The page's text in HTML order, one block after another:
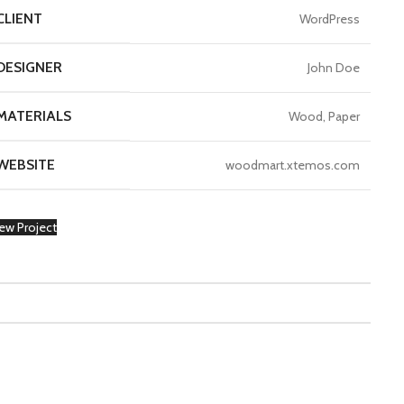
WordPress
John Doe
Wood, Paper
woodmart.xtemos.com
Project